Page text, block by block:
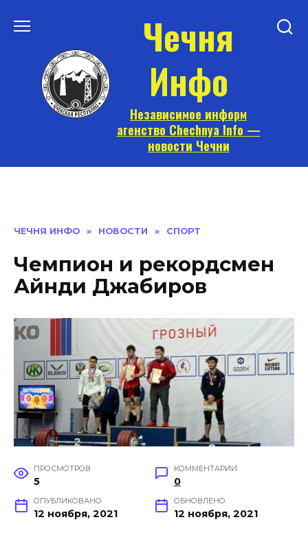
Чечня
Инфо
Независимое информ
агенство Chechnya Info —
новости Чечни
ЧЕЧНЯ ИНФО » НОВОСТИ » СПОРТ
Чемпион и рекордсмен
Айнди Джабиров
ПРОСМОТРОВ
5
КОММЕНТАРИИ
0
ОПУБЛИКОВАНО
12 ноября, 2021
ОБНОВЛЕНО
12 ноября, 2021